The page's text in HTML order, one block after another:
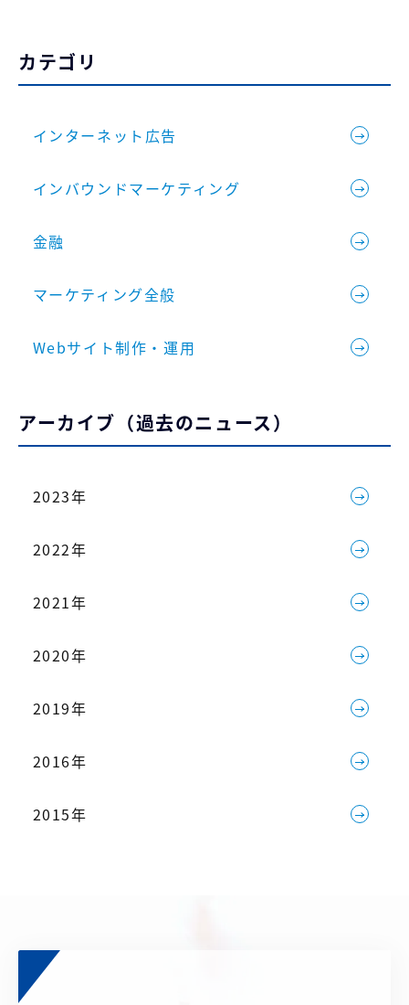
カテゴリ
インターネット広告
インバウンドマーケティング
金融
マーケティング全般
Webサイト制作・運用
アーカイブ（過去のニュース）
2023年
2022年
2021年
2020年
2019年
2016年
2015年